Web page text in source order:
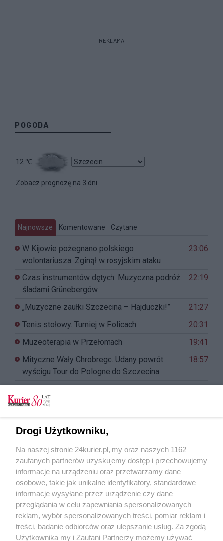
REKLAMA
POGODA
12 ℃
Zobacz prognozę na 3 dni
Najnowsze Komentowane Czytane
W Kijowie pożegnano polskiego
wolontariusza. Zginął w rosyjskim ataku
23:06
Czas instrumentów dętych. Muzyczna podróż
śladami Grünebergów
22:19
„Muzyczne zaułki Szczecina – Hajduczki!”
21:27
Tenis stołowy. Turniej w Policach
20:31
Muzeoterapia w Przełomach
19:41
Mityczne Wały Chrobrego. Udany powrót
wyścigu Tour do Pologne do Szczecina
18:57
Obłęd. Trans. Psychodelia. Na Łące Kany
REKLAMA
Drogi Użytkowniku,
Na naszej stronie 24kurier.pl, my oraz naszych 1162
zaufanych partnerów uzyskujemy dostęp i przechowujemy
informacje na urządzeniu oraz przetwarzamy dane
osobowe, takie jak unikalne identyfikatory, standardowe
informacje wysyłane przez urządzenie czy dane
przeglądania w celu zapewniania spersonalizowanych
reklam, wybór spersonalizowanych treści, pomiar reklam i
treści, badanie odbiorców oraz ulepszanie usług. Za zgodą
Użytkownika my i Zaufani Partnerzy możemy używać